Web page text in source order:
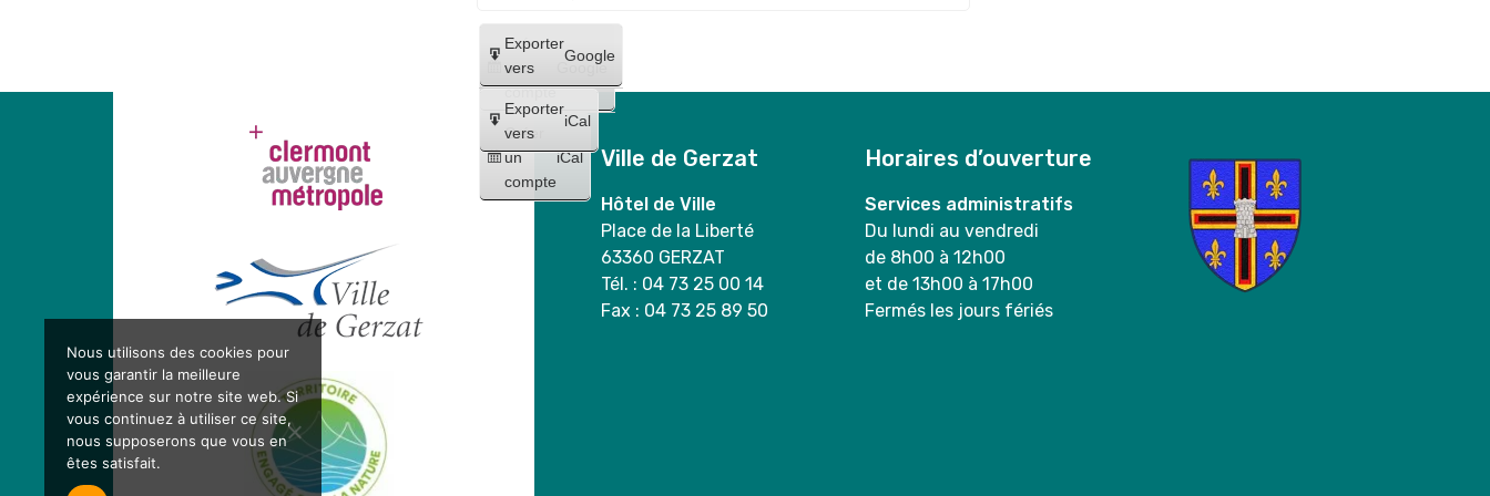
Créer
un
compte
Google
Créer
un
compte
iCal
Exporter
vers
Google
Exporter
vers
iCal
Ville de Gerzat
Hôtel de Ville
Place de la Liberté
63360 GERZAT
Tél. : 04 73 25 00 14
Fax : 04 73 25 89 50
Horaires d’ouverture
Services administratifs
Du lundi au vendredi
de 8h00 à 12h00
et de 13h00 à 17h00
Fermés les jours fériés
Nous utilisons des cookies pour
vous garantir la meilleure
expérience sur notre site web. Si
vous continuez à utiliser ce site,
nous supposerons que vous en
êtes satisfait.